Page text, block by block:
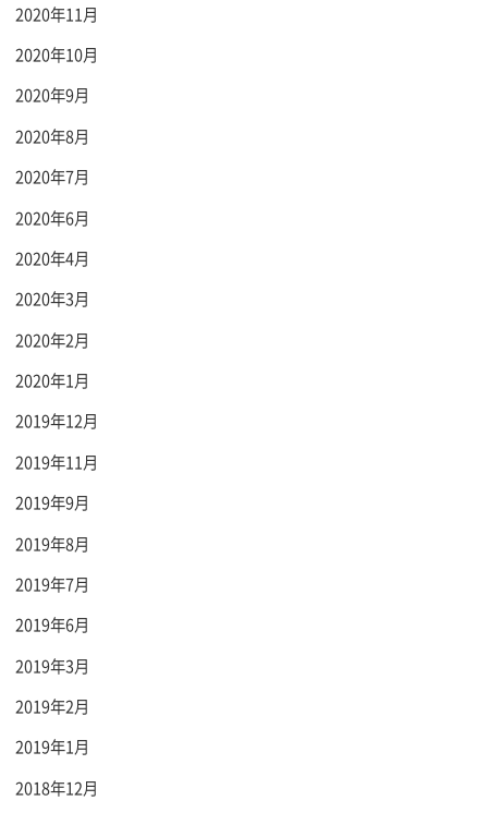
2020年11月
2020年10月
2020年9月
2020年8月
2020年7月
2020年6月
2020年4月
2020年3月
2020年2月
2020年1月
2019年12月
2019年11月
2019年9月
2019年8月
2019年7月
2019年6月
2019年3月
2019年2月
2019年1月
2018年12月